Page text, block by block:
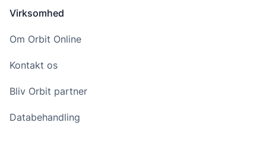
Virksomhed
Om Orbit Online
Kontakt os
Bliv Orbit partner
Databehandling